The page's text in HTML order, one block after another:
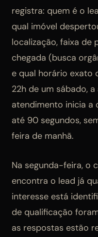
registra: quem é o
qual imóvel
localização, faixa de
chegada (busca
e qual horário exato
22h de um sábado,
atendimento inicia a
até 90 segundos,
feira de manhã.
Na segunda-feira, o
encontra o lead já
interesse está
de qualificação
as respostas estão